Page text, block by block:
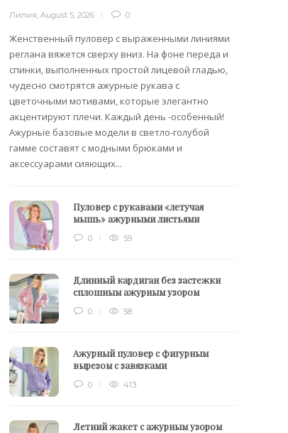
Лилия ,August 5, 2026 0
Женственный пуловер с выраженными линиями
реглана вяжется сверху вниз. На фоне переда и
спинки, выполненных простой лицевой гладью,
чудесно смотрятся ажурные рукава с
цветочными мотивами, которые элегантно
акцентируют плечи. Каждый день -особенный!
Ажурные базовые модели в светло-голубой
гамме составят с модными брюками и
аксессуарами сияющих...
Пуловер с рукавами «летучая
мышь» ажурными листьями
0 59
Длинный кардиган без застежки
сплошным ажурным узором
0 58
Ажурный пуловер с фигурным
вырезом с завязками
0 413
Летний жакет с ажурным узором